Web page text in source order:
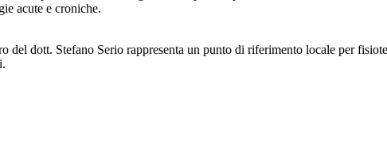
acute e croniche.
dott. Stefano Serio rappresenta un punto di riferimento locale per